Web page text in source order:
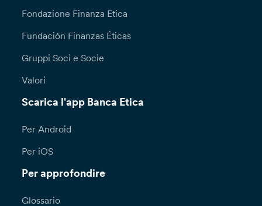
Fondazione Finanza Etica
Fundación Finanzas Éticas
Gruppi Soci e Socie
Valori
Scarica l'app Banca Etica
Per Android
Per iOS
Per approfondire
Glossario